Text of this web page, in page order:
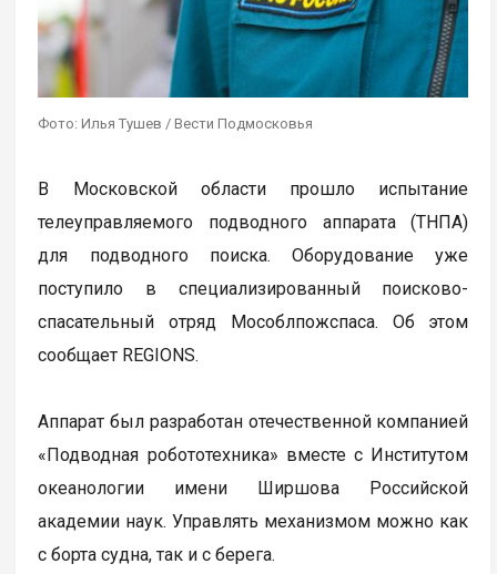
Фото: Илья Тушев / Вести Подмосковья
В Московской области прошло испытание
телеуправляемого подводного аппарата (ТНПА)
для подводного поиска. Оборудование уже
поступило в специализированный поисково-
спасательный отряд Мособлпожспаса. Об этом
сообщает REGIONS.
Аппарат был разработан отечественной компанией
«Подводная робототехника» вместе с Институтом
океанологии имени Ширшова Российской
академии наук. Управлять механизмом можно как
с борта судна, так и с берега.